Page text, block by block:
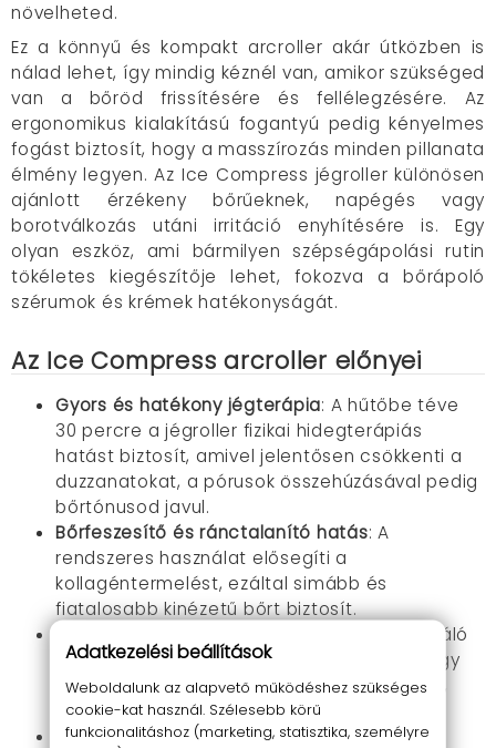
növelheted.
Ez a könnyű és kompakt arcroller akár útközben is
nálad lehet, így mindig kéznél van, amikor szükséged
van a bőröd frissítésére és fellélegzésére. Az
ergonomikus kialakítású fogantyú pedig kényelmes
fogást biztosít, hogy a masszírozás minden pillanata
élmény legyen. Az Ice Compress jégroller különösen
ajánlott érzékeny bőrűeknek, napégés vagy
borotválkozás utáni irritáció enyhítésére is. Egy
olyan eszköz, ami bármilyen szépségápolási rutin
tökéletes kiegészítője lehet, fokozva a bőrápoló
szérumok és krémek hatékonyságát.
Az Ice Compress arcroller előnyei
Gyors és hatékony jégterápia: A hűtőbe téve
30 percre a jégroller fizikai hidegterápiás
hatást biztosít, amivel jelentősen csökkenti a
duzzanatokat, a pórusok összehúzásával pedig
bőrtónusod javul.
Bőrfeszesítő és ránctalanító hatás: A
rendszeres használat elősegíti a
kollagéntermelést, ezáltal simább és
fiatalosabb kinézetű bőrt biztosít.
: Kiváló
megoldás bőrpír, irritáció, égési sérülés vagy
borotválkozás utáni kellemetlenségek ellen,
mivel hűsít és enyhíti a bőr feszültségét.
Hatékony bőrápolási kiegészítő: Segíti a
Adatkezelési beállítások
Weboldalunk az alapvető működéshez szükséges
cookie-kat használ. Szélesebb körű
funkcionalitáshoz (marketing, statisztika, személyre